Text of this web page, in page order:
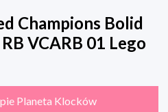
Champions Bolid
VCARB 01 Lego
Planeta Klocków